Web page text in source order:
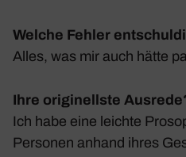
Welche Fehler
Alles, was mir auch hätte
Ihre originellste
Ich habe eine leichte
Personen anhand ihres